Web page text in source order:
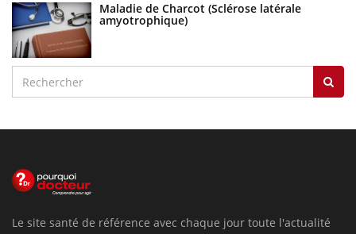
Maladie de Charcot (Sclérose latérale
amyotrophique)
Le site santé de référence avec chaque jour toute l'actualité